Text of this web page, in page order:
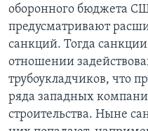
оборонного бюджета
предусматривают
санкций. Тогда
отношении
трубоукладчиков, что
ряда западных
строительства. Ныне